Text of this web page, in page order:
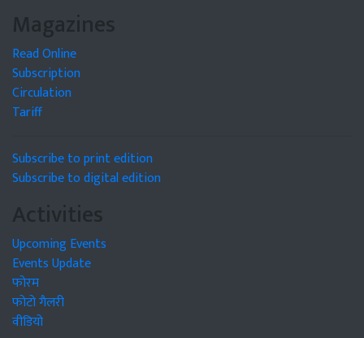
Magazines
Read Online
Subscription
Circulation
Tariff
Subscribe to print edition
Subscribe to digital edition
Activities
Upcoming Events
Events Update
फोरम
फोटो गैलरी
वीडियो